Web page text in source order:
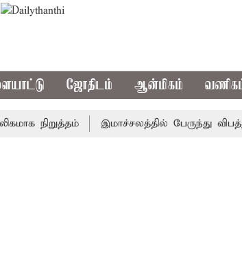
ஜோதிடம் ஆன்மிகம்
நிறுத்தம் இமாச்சலத்தில் பேருந்து விபத்து;